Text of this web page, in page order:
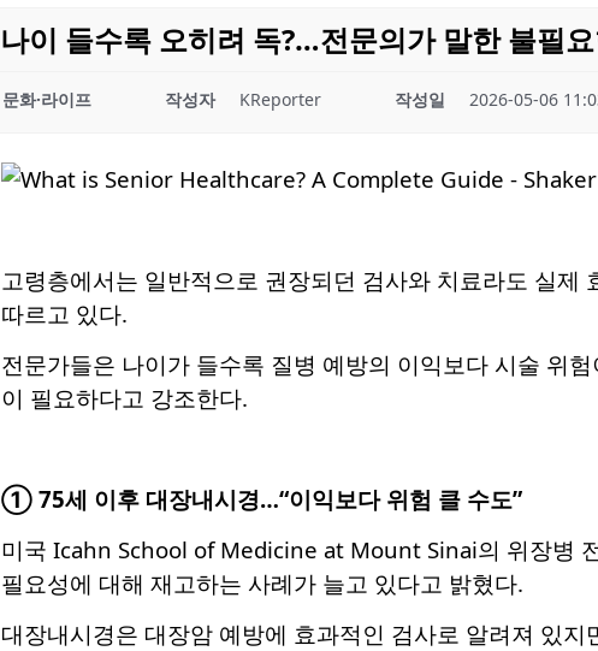
나이 들수록 오히려 독?…전문의가 말한 불필
문화·라이프 작성자 KReporter 작성일 2026-05-06
고령층에서는 일반적으로 권장되던 검사와 치료라도 실제
따르고 있다.
전문가들은 나이가 들수록 질병 예방의 이익보다 시술 위
이 필요하다고 강조한다.
① 75세 이후 대장내시경…“이익보다 위험 클 수도”
미국 Icahn School of Medicine at Mount Sinai의 위장병
필요성에 대해 재고하는 사례가 늘고 있다고 밝혔다.
대장내시경은 대장암 예방에 효과적인 검사로 알려져 있